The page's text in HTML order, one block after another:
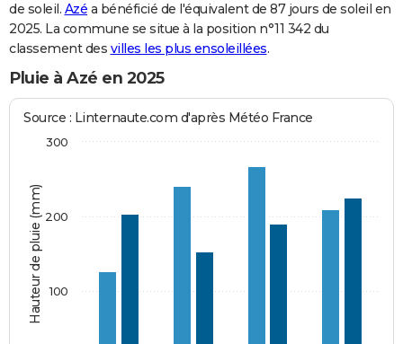
de soleil. Azé a bénéficié de l'équivalent de 87 jours de soleil en
2025. La commune se situe à la position n°11 342 du
classement des villes les plus ensoleillées.
Pluie à Azé en 2025
Hauteur de pluie (mm)
Source : Linternaute.com d'après Météo France
100
200
300